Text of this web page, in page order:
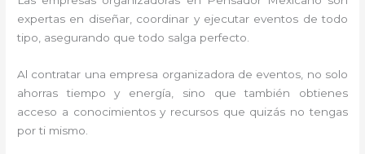
expertas en diseñar, coordinar y ejecutar eventos de todo
tipo, asegurando que todo salga perfecto.
Al contratar una empresa organizadora de eventos, no solo
ahorras tiempo y energía, sino que también obtienes
acceso a conocimientos y recursos que quizás no tengas
por ti mismo.